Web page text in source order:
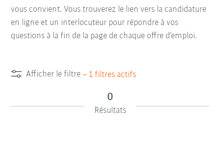
vous convient. Vous trouverez le lien vers la candidature
en ligne et un interlocuteur pour répondre à vos
questions à la fin de la page de chaque offre d’emploi.
Afficher le filtre – 1 filtres actifs
0
Résultats